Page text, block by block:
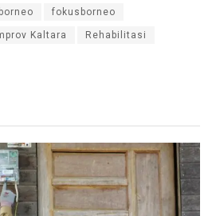
fokusborneo
Kaltara Rehabilitasi